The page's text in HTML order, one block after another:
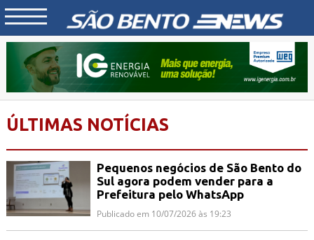
ÚLTIMAS NOTÍCIAS
Pequenos negócios de São Bento do
Sul agora podem vender para a
Prefeitura pelo WhatsApp
Publicado em 10/07/2026 às 19:23